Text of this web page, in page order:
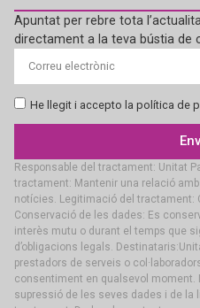
Apuntat per rebre tota
directament a la teva bústia de
He llegit i accepto la política de
Responsable del tractament: Unitat
tractament: Mantenir una relació amb
notícies. Legitimació del tractament:
Conservació de les dades: Es
interès mutu o durant el temps que
d’obligacions legals.
prestadors de serveis o
consentiment en qualsevol moment.
supressió de les seves dades i de la